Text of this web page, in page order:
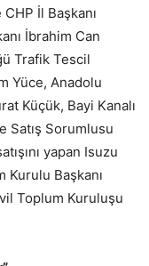
İl Başkanı
İbrahim Can
Trafik Tescil
Yüce, Anadolu
Küçük, Bayi Kanalı
Satış Sorumlusu
yapan Isuzu
Kurulu Başkanı
Toplum Kuruluşu